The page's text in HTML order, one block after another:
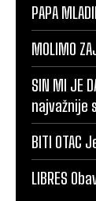
PAPA
MOLIMO
SIN MI JE
najvažnije
BITI
LIBRES